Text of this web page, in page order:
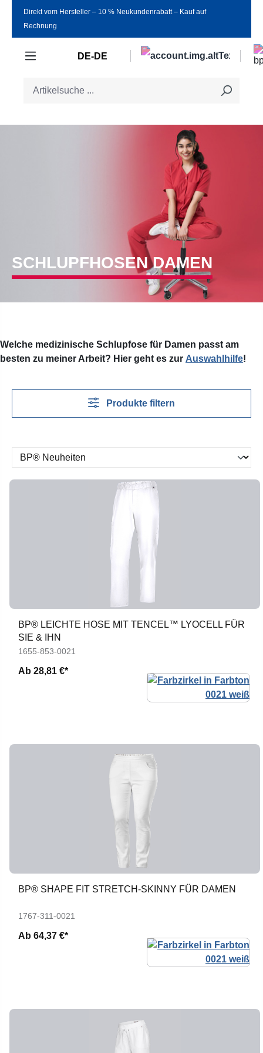
Zum Hauptinhalt springen
Direkt vom Hersteller ‒ 10 % Neukundenrabatt ‒ Kauf auf
Rechnung
DE-DE
SCHLUPFHOSEN DAMEN
Welche medizinische Schlupfose für Damen passt am
besten zu meiner Arbeit? Hier geht es zur Auswahlhilfe!
Produkte filtern
BP® LEICHTE HOSE MIT TENCEL™ LYOCELL FÜR
SIE & IHN
1655-853-0021
Ab 28,81 €*
BP® SHAPE FIT STRETCH-SKINNY FÜR DAMEN
1767-311-0021
Ab 64,37 €*